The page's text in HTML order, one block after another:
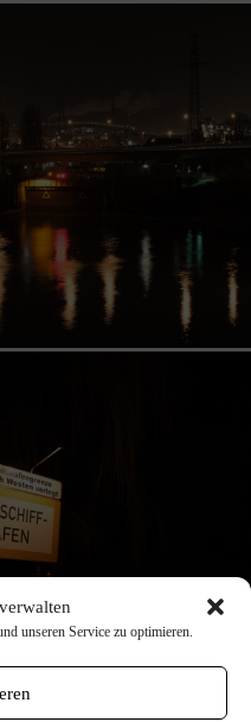
unseren Service zu optimieren.